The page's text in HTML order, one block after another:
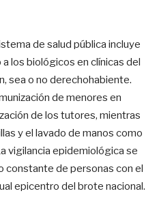
de salud pública incluye
los biológicos en clínicas del
sea o no derechohabiente.
de menores en
de los tutores, mientras
y el lavado de manos como
vigilancia epidemiológica se
constante de personas con el
epicentro del brote nacional.